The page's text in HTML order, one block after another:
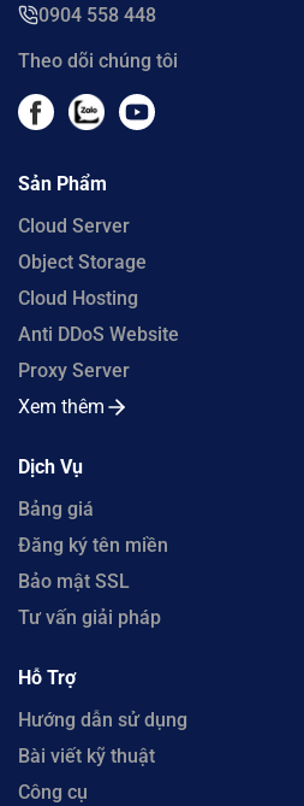
0904 558 448
Theo dõi chúng tôi
Sản Phẩm
Cloud Server
Object Storage
Cloud Hosting
Anti DDoS Website
Proxy Server
Xem thêm
Dịch Vụ
Bảng giá
Đăng ký tên miền
Bảo mật SSL
Tư vấn giải pháp
Hỗ Trợ
Hướng dẫn sử dụng
Bài viết kỹ thuật
Công cụ